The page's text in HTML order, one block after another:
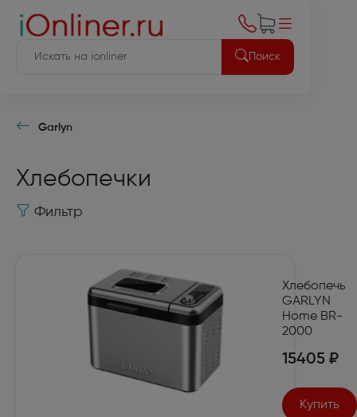
Поиск
Garlyn
Хлебопечки
Фильтр
Хлебопечь
GARLYN
Home BR-
2000
15405 ₽
Купить